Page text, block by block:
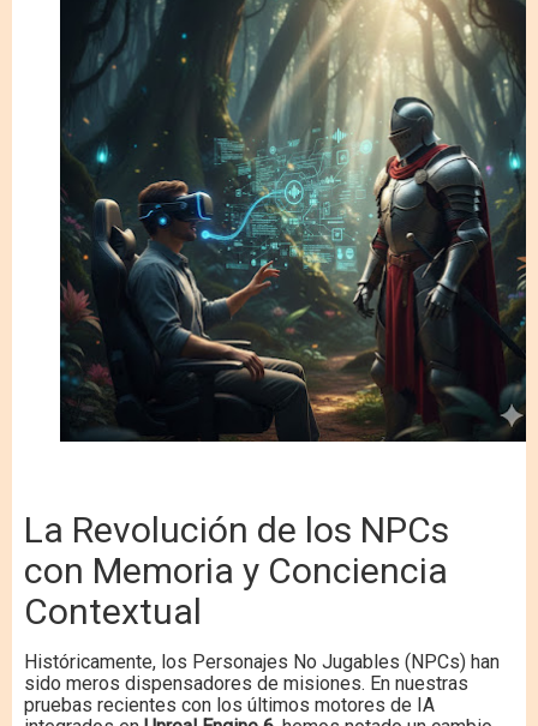
La Revolución de los NPCs
con Memoria y Conciencia
Contextual
Históricamente, los Personajes No Jugables (NPCs) han
sido meros dispensadores de misiones. En nuestras
pruebas recientes con los últimos motores de IA